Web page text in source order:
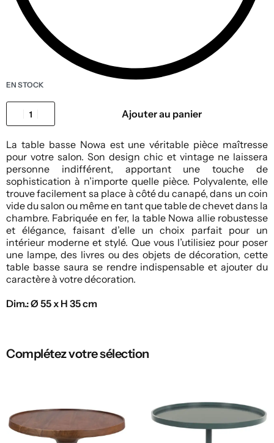
EN STOCK
Ajouter au panier
La table basse Nowa est une véritable pièce maîtresse
pour votre salon. Son design chic et vintage ne laissera
personne indifférent, apportant une touche de
sophistication à n’importe quelle pièce. Polyvalente, elle
trouve facilement sa place à côté du canapé, dans un coin
vide du salon ou même en tant que table de chevet dans la
chambre. Fabriquée en fer, la table Nowa allie robustesse
et élégance, faisant d’elle un choix parfait pour un
intérieur moderne et stylé. Que vous l’utilisiez pour poser
une lampe, des livres ou des objets de décoration, cette
table basse saura se rendre indispensable et ajouter du
caractère à votre décoration.
Dim.: Ø 55 x H 35 cm
Complétez votre sélection